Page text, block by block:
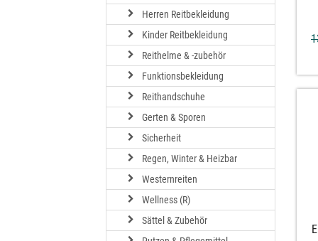
Herren Reitbekleidung
Kinder Reitbekleidung
Reithelme & -zubehör
Funktionsbekleidung
Reithandschuhe
Gerten & Sporen
Sicherheit
Regen, Winter & Heizbar
Westernreiten
Wellness (R)
Sättel & Zubehör